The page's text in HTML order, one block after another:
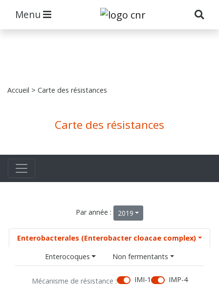
Menu
Accueil > Carte des résistances
Carte des résistances
Par année : 2019
Enterobacterales (Enterobacter cloacae complex)
Enterocoques
Non fermentants
Mécanisme de résistance : IMI-1
IMP-4